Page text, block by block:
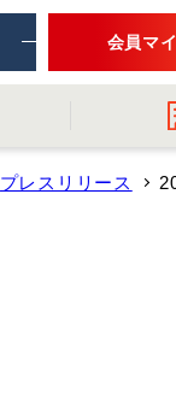
会員マ
- 会員
- 関連機関から
プレスリリース